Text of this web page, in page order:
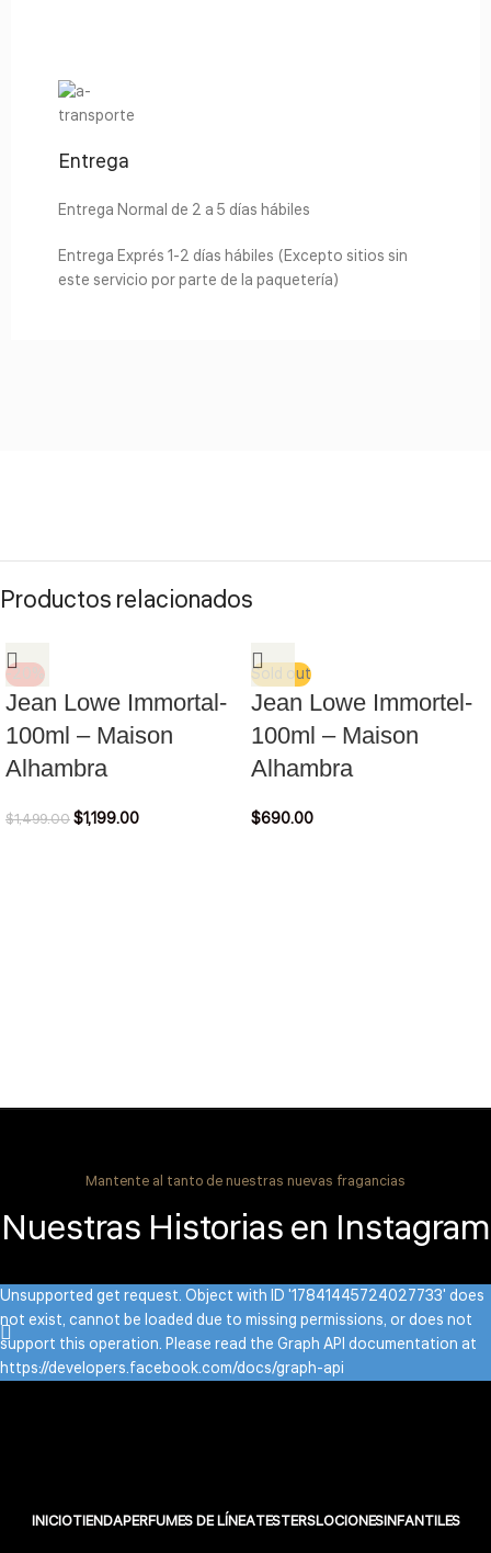
Entrega
Entrega Normal de 2 a 5 días hábiles
Entrega Exprés 1-2 días hábiles (Excepto sitios sin
este servicio por parte de la paquetería)
Productos relacionados
-20%
Jean Lowe Immortal-
100ml – Maison
Alhambra
$1,499.00$1,199.00
Sold out
Jean Lowe Immortel-
100ml – Maison
Alhambra
$690.00
Mantente al tanto de nuestras nuevas fragancias
Nuestras Historias en Instagram
Unsupported get request. Object with ID '17841445724027733' does
not exist, cannot be loaded due to missing permissions, or does not
support this operation. Please read the Graph API documentation at
https://developers.facebook.com/docs/graph-api
INICIOTIENDAPERFUMES DE LÍNEATESTERSLOCIONESINFANTILES